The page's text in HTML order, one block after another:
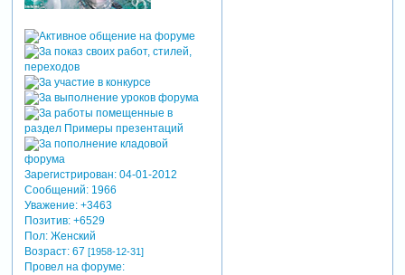
Зарегистрирован: 04-01-2012
Сообщений:1966
Уважение: +3463
Позитив: +6529
Пол:Женский
Возраст:67 [1958-12-31]
Провел на форуме: